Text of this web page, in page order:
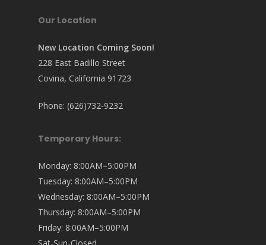
Our Location
New Location Coming Soon!
228 East Badillo Street
Covina, California 91723
Phone: (626)732-9232
Temporary Hours:
Monday: 8:00AM–5:00PM
Tuesday: 8:00AM–5:00PM
Wednesday: 8:00AM–5:00PM
Thursday: 8:00AM–5:00PM
Friday: 8:00AM–5:00PM